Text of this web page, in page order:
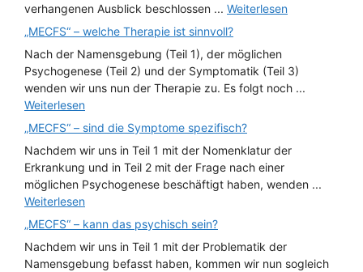
verhangenen Ausblick beschlossen ... Weiterlesen
„MECFS“ – welche Therapie ist sinnvoll?
Nach der Namensgebung (Teil 1), der möglichen
Psychogenese (Teil 2) und der Symptomatik (Teil 3)
wenden wir uns nun der Therapie zu. Es folgt noch ...
Weiterlesen
„MECFS“ – sind die Symptome spezifisch?
Nachdem wir uns in Teil 1 mit der Nomenklatur der
Erkrankung und in Teil 2 mit der Frage nach einer
möglichen Psychogenese beschäftigt haben, wenden ...
Weiterlesen
„MECFS“ – kann das psychisch sein?
Nachdem wir uns in Teil 1 mit der Problematik der
Namensgebung befasst haben, kommen wir nun sogleich